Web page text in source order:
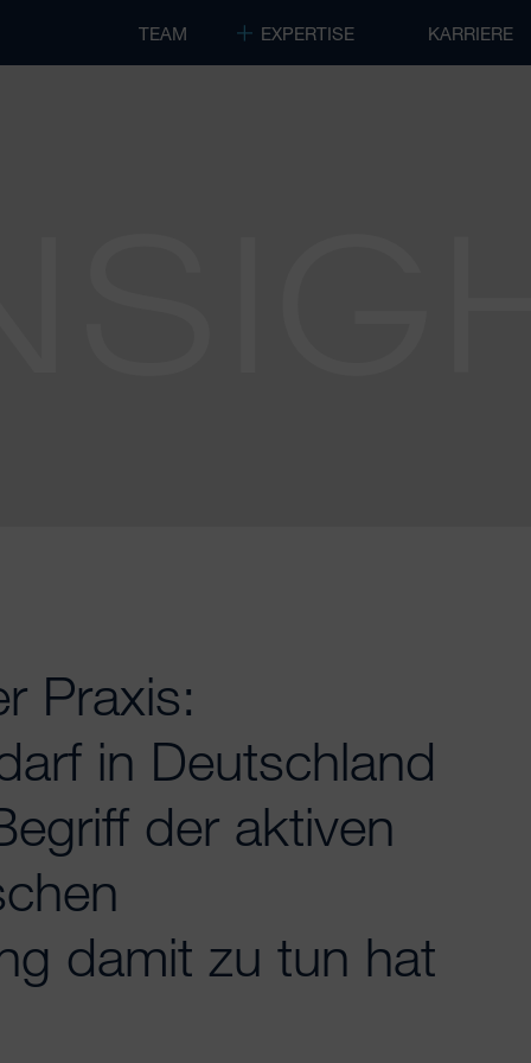
TEAM EXPERTISE KARRIERE
Praxis:
in Deutschland
der aktiven
damit zu tun hat